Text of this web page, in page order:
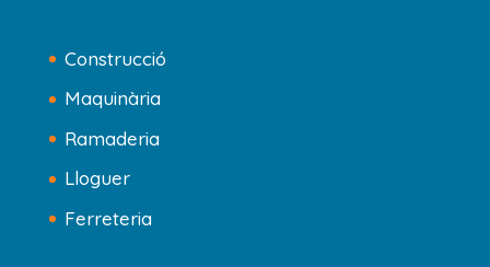
Construcció
Maquinària
Ramaderia
Lloguer
Ferreteria